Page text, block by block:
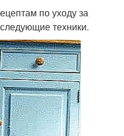
по уходу за
техники.